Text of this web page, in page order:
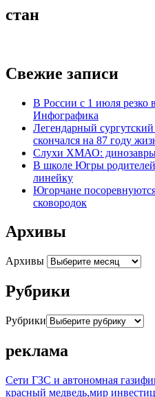
стан
Свежие записи
В России с 1 июля
Инфографика
Легендарный
скончался на 87 году
Слухи ХМАО: динозавры
В школе Югры
линейку
Югорчане
сковородок
Архивы
Архивы
Рубрики
Рубрики
реклама
Сети ГЗС и автономная
красный медведь,мир